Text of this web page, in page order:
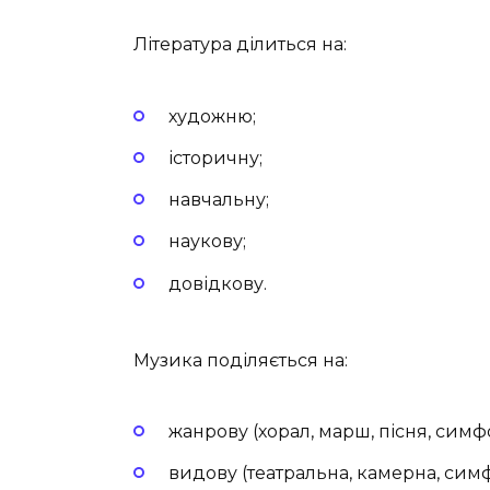
Література ділиться на:
художню;
історичну;
навчальну;
наукову;
довідкову.
Музика поділяється на:
жанрову (хорал, марш, пісня,
видову (театральна, камерна,